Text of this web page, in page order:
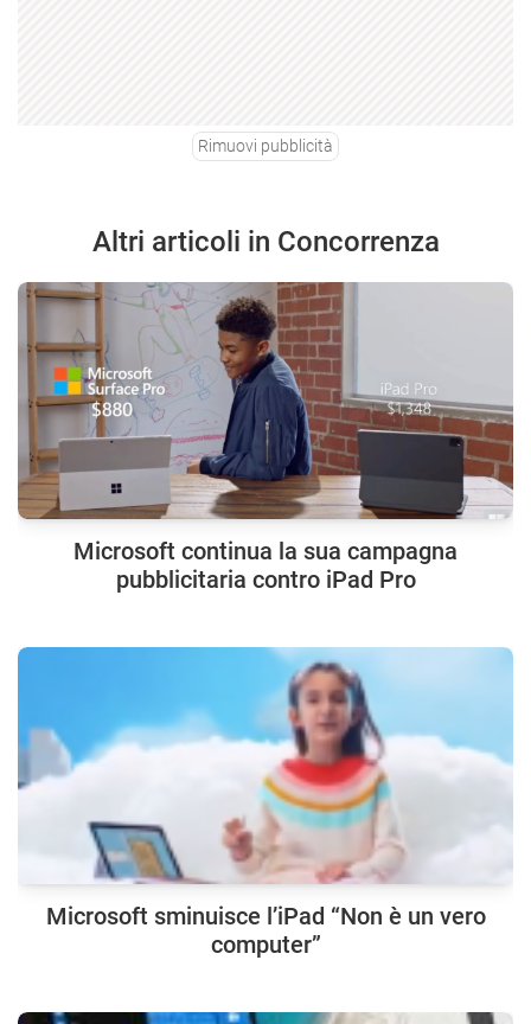
Rimuovi pubblicità
Altri articoli in Concorrenza
Microsoft continua la sua campagna
pubblicitaria contro iPad Pro
Microsoft sminuisce l’iPad “Non è un vero
computer”